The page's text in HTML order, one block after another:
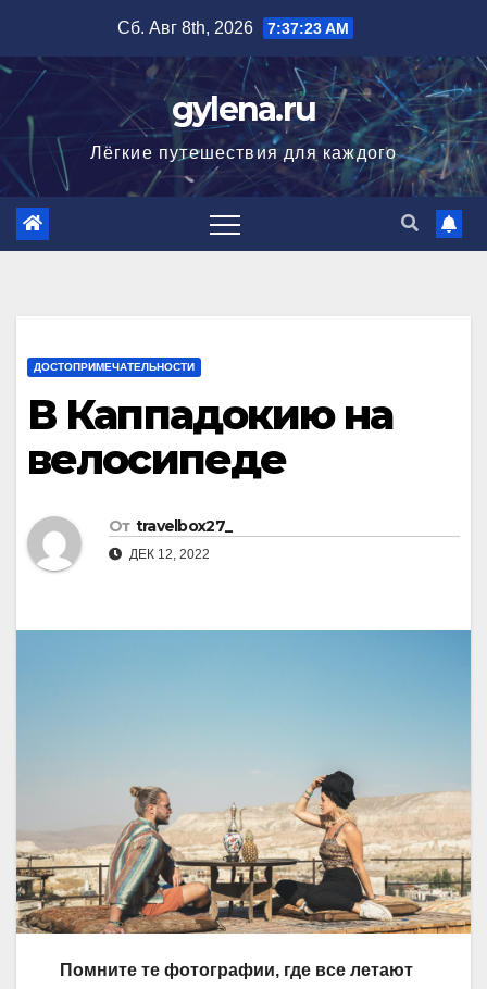
содержимому
Сб. Авг 8th, 2026 7:37:24 AM
gylena.ru
Лёгкие путешествия для каждого
ДОСТОПРИМЕЧАТЕЛЬНОСТИ
В Каппадокию на
велосипеде
От travelbox27_
ДЕК 12, 2022
Помните те фотографии, где все летают